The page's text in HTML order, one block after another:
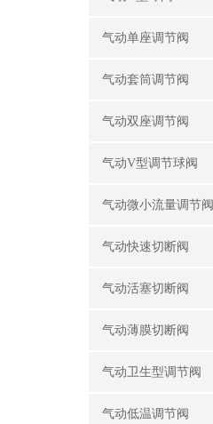
气动单座调节阀
气动套筒调节阀
气动双座调节阀
气动V型调节球阀
气动微小流量调节阀
气动快速切断阀
气动活塞切断阀
气动薄膜切断阀
气动卫生型调节阀
气动低温调节阀